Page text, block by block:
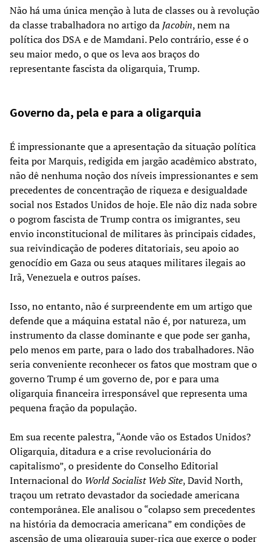
Não há uma única menção à luta de classes ou à revolução
da classe trabalhadora no artigo da Jacobin, nem na
política dos DSA e de Mamdani. Pelo contrário, esse é o
seu maior medo, o que os leva aos braços do
representante fascista da oligarquia, Trump.
Governo da, pela e para a oligarquia
É impressionante que a apresentação da situação política
feita por Marquis, redigida em jargão acadêmico abstrato,
não dê nenhuma noção dos níveis impressionantes e sem
precedentes de concentração de riqueza e desigualdade
social nos Estados Unidos de hoje. Ele não diz nada sobre
o pogrom fascista de Trump contra os imigrantes, seu
envio inconstitucional de militares às principais cidades,
sua reivindicação de poderes ditatoriais, seu apoio ao
genocídio em Gaza ou seus ataques militares ilegais ao
Irã, Venezuela e outros países.
Isso, no entanto, não é surpreendente em um artigo que
defende que a máquina estatal não é, por natureza, um
instrumento da classe dominante e que pode ser ganha,
pelo menos em parte, para o lado dos trabalhadores. Não
seria conveniente reconhecer os fatos que mostram que o
governo Trump é um governo de, por e para uma
oligarquia financeira irresponsável que representa uma
pequena fração da população.
Em sua recente palestra, “Aonde vão os Estados Unidos?
Oligarquia, ditadura e a crise revolucionária do
capitalismo”, o presidente do Conselho Editorial
Internacional do World Socialist Web Site, David North,
traçou um retrato devastador da sociedade americana
contemporânea. Ele analisou o “colapso sem precedentes
na história da democracia americana” em condições de
ascensão de uma oligarquia super-rica que exerce o poder